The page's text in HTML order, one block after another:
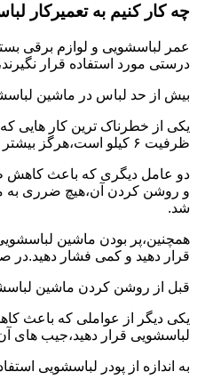
چه کار کنیم به تعمیرکار
عمر لباسشویی و لوازم برقی
درستی مورد استفاده قرار نگیرند،دچار خرابی می
بیش از حد لباس در ماشین
یکی از خطرناک ترین کار هایی
ظرفیت ۶ کیلو است،هرگز بیشتر از ۶ کیلو در داخل آن لباس قرار ندهید.این کار باعث می شود که عمر ماشین لباسشویی شما به شدت افزایش پیدا کند.
دو عامل دیگری که باعث کاهش
و روشن کردن آن،هیچ ضرری به
شد.
همچنین،پر بودن ماشین
قرار دهید و کمی فشار دهید.در صورتی که اندازه ۱ انگشت میان سقف ماشین لباسشویی و لباس ها وجود
قبل از روشن کردن ماشین
یکی دیگر از عواملی که باعث
لباسشویی قرار دهید،جیب های
به اندازه از پودر لباسشویی